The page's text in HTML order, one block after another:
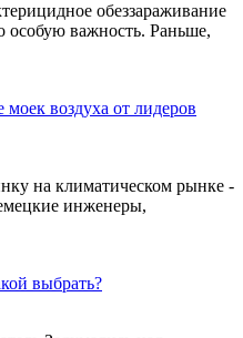
обеззараживание
особую важность. Раньше,
воздуха от лидеров
на климатическом рынке -
инженеры,
выбрать?